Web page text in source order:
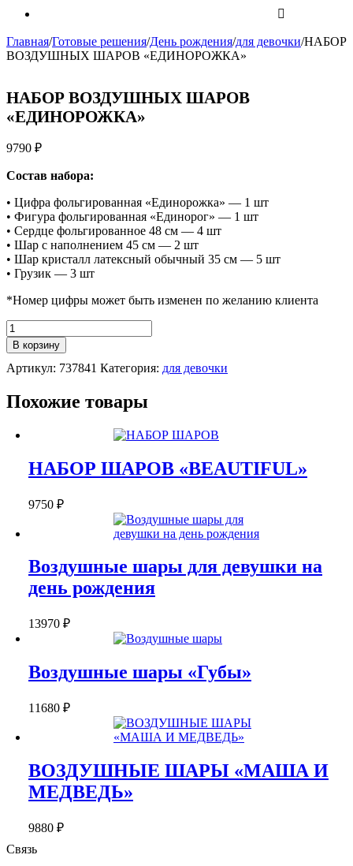
Главная/Готовые решения/День рождения/для девочки/НАБОР
ВОЗДУШНЫХ ШАРОВ «ЕДИНОРОЖКА»
НАБОР ВОЗДУШНЫХ ШАРОВ
«ЕДИНОРОЖКА»
9790 ₽
Состав набора:
• Цифра фольгированная «Единорожка» — 1 шт
• Фигура фольгированная «Единорог» — 1 шт
• Сердце фольгированное 48 см — 4 шт
• Шар с наполнением 45 см — 2 шт
• Шар кристалл латексный обычный 35 см — 5 шт
• Грузик — 3 шт
*Номер цифры может быть изменен по желанию клиента
Количество
НАБОР
ВОЗДУШНЫХ
ШАРОВ
В корзину
Артикул: 737841 Категория: для девочки
Похожие товары
НАБОР ШАРОВ «BEAUTIFUL»
9750 ₽
Воздушные шары для девушки на
день рождения
13970 ₽
Воздушные шары «Губы»
11680 ₽
ВОЗДУШНЫЕ ШАРЫ «МАША И
МЕДВЕДЬ»
9880 ₽
Связь